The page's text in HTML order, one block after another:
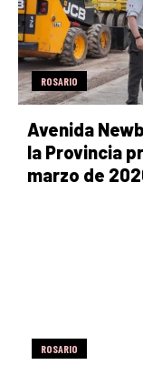
ROSARIO
Avenida
la Provincia
marzo de
ROSARIO